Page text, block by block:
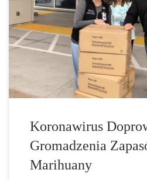
toaletowego, ale i… marihuany!
obniżenia cen, oferowania rabatów i
konsumentów, jako reakcji na nowe
całej Europie. Nowa ogólnounijna
wykazała, że ​​pandemia nowego
na sprzedaż i dystrybucję
Koronawirus
Gromadzenia
Marihuany